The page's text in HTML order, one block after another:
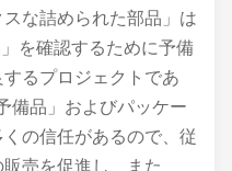
な詰められた部品」は
を確認するために予備
るプロジェクトであ
備品」およびパッケー
の信任があるので、従
売を促進し、また